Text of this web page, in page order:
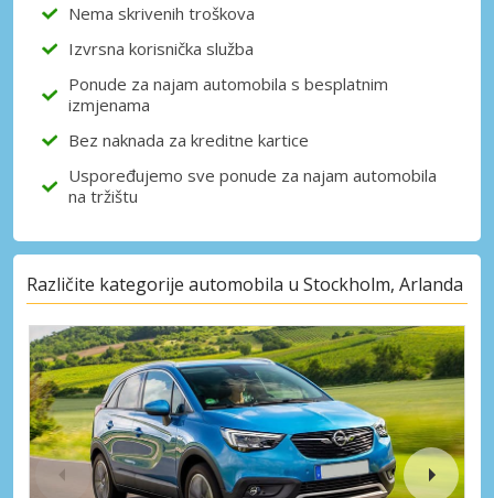
Nema skrivenih troškova
Izvrsna korisnička služba
Ponude za najam automobila s besplatnim
izmjenama
Bez naknada za kreditne kartice
Uspoređujemo sve ponude za najam automobila
na tržištu
Različite kategorije automobila u Stockholm, Arlanda